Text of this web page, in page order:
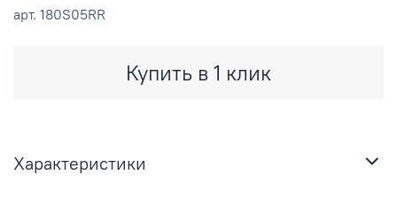
арт. 180S05RR
Купить в 1 клик
Характеристики